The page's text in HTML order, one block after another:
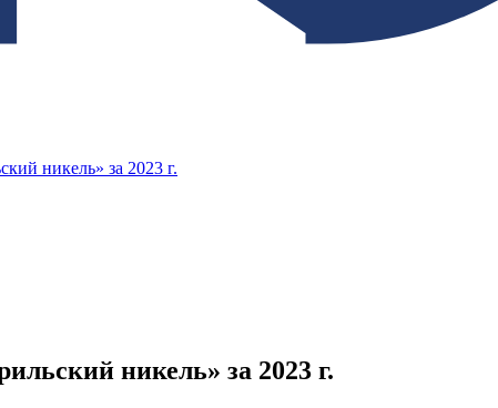
никель» за 2023 г.
никель» за 2023 г.